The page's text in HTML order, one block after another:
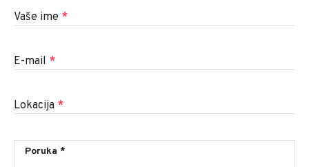
Vaše ime *
E-mail *
Lokacija *